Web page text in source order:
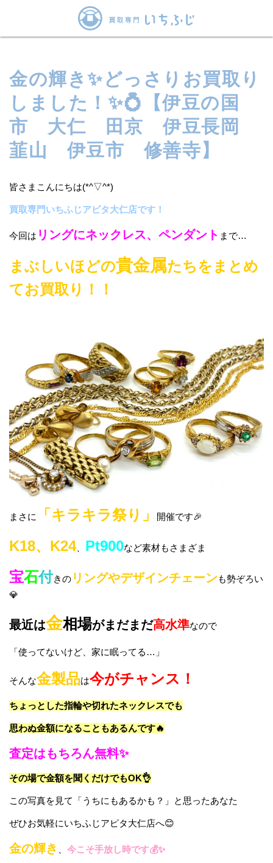
金の輝き✨どっさりお買取り
しました！✨💍【伊豆の国
市 大仁 田京 伊豆長岡
韮山 伊豆市 修善寺】
皆さまこんにちは(*^▽^*)
買取専門いちふじアピタ大仁店です！
今回は リングにネックレス、ペンダント まで…
まぶしいほどの貴金属たちをまとめ
てお買取り！！
まさに 「キラキラ祭り」 開催です🎉
K18、K24、 Pt900など素材もさまざま
宝石付きの リングやデザインチェーンも勢ぞろい
💎
最近は金相場がまだまだ高水準なので
「使ってないけど、家に眠ってる…」
そんな金製品は今がチャンス！
ちょっとした指輪や切れたネックレスでも
思わぬ金額になることもあるんです🔥
査定はもちろん無料✨
その場で金額を聞くだけでもOK👌
この写真を見て「うちにもあるかも？」と思ったあなた
ぜひお気軽にいちふじアピタ大仁店へ😊
金の輝き 今こそ手放し時です💰✨